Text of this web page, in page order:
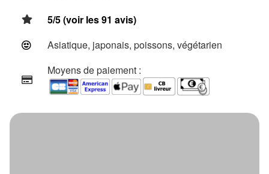
5/5 (voir les 91 avis)
Asiatique, japonais, poissons, végétarien
Moyens de paiement :